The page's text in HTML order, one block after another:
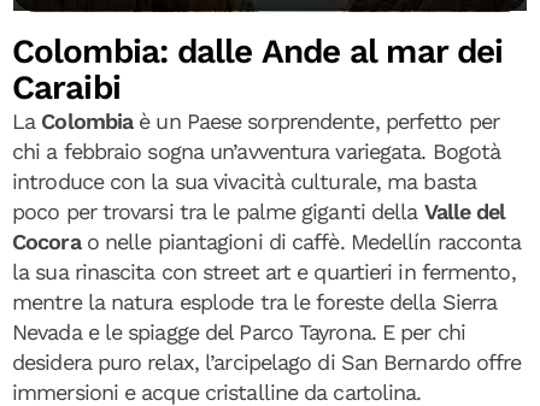
Colombia: dalle Ande al mar dei
Caraibi
La Colombiaè un Paese sorprendente, perfetto per
chi a febbraio sogna un’avventura variegata. Bogotà
introduce con la sua vivacità culturale, ma basta
poco per trovarsi tra le palme giganti della Valle del
Cocorao nelle piantagioni di caffè. Medellín racconta
la sua rinascita con street art e quartieri in fermento,
mentre la natura esplode tra le foreste della Sierra
Nevada e le spiagge del Parco Tayrona. E per chi
desidera puro relax, l’arcipelago di San Bernardo offre
immersioni e acque cristalline da cartolina.